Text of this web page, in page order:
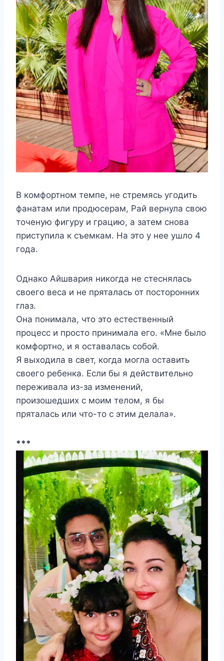
В комфортном темпе, не стремясь угодить
фанатам или продюсерам, Рай вернула свою
точеную фигуру и грацию, а затем снова
приступила к съемкам. На это у нее ушло 4
года.
Однако Айшвария никогда не стеснялась
своего веса и не пряталась от посторонних
глаз.
Она понимала, что это естественный
процесс и просто принимала его. «Мне было
комфортно, и я оставалась собой.
Я выходила в свет, когда могла оставить
своего ребенка. Если бы я действительно
переживала из-за изменений,
произошедших с моим телом, я бы
пряталась или что-то с этим делала».
***